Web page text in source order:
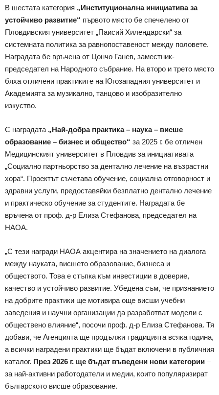
В шестата категория „Институционална инициатива за
устойчиво развитие“ първото място бе спечелено от
Пловдивския университет „Паисий Хилендарски“ за
системната политика за равнопоставеност между половете.
Наградата бе връчена от Цончо Ганев, заместник-
председател на Народното събрание. На второ и трето място
бяха отличени практиките на Югозападния университет и
Академията за музикално, танцово и изобразително
изкуство.
С наградата „Най-добра практика – наука – висше
образование – бизнес и общество“ за 2025 г. бе отличен
Медицинският университет в Пловдив за инициативата
„Социално партньорство за дентално лечение на възрастни
хора“. Проектът съчетава обучение, социална отговорност и
здравни услуги, предоставяйки безплатно дентално лечение
и практическо обучение за студентите. Наградата бе
връчена от проф. д-р Елиза Стефанова, председател на
НАОА.
„С тези награди НАОА акцентира на значението на диалога
между науката, висшето образование, бизнеса и
обществото. Това е стъпка към инвестиции в доверие,
качество и устойчиво развитие. Убедена съм, че признанието
на добрите практики ще мотивира още висши учебни
заведения и научни организации да разработват модели с
обществено влияние“, посочи проф. д-р Елиза Стефанова. Тя
добави, че Агенцията ще продължи традицията всяка година,
а всички наградени практики ще бъдат включени в публичния
каталог. През 2026 г. ще бъдат въведени нови категории –
за най-активни работодатели и медии, които популяризират
българското висше образование.